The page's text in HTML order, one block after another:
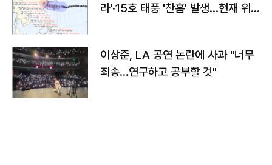
라'·15호 태풍 '찬홈' 발생…현재 위
이상준, LA 공연 논란에 사과 "너무
죄송…연구하고 공부할 것"